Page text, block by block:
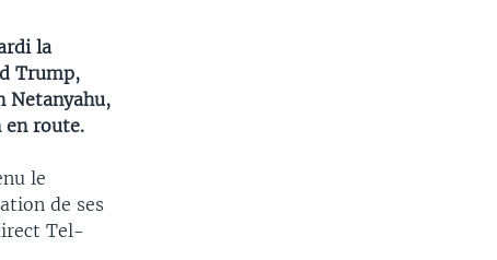
la
Trump,
Netanyahu,
en route.
le
de ses
Tel-